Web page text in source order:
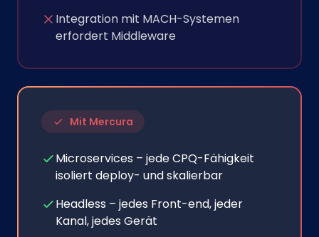
Integration mit MACH-Systemen
erfordert Middleware
Mit Mercura
Microservices – jede CPQ-Fähigkeit
isoliert deploy- und skalierbar
Headless – jedes Front-end, jeder
Kanal, jedes Gerät